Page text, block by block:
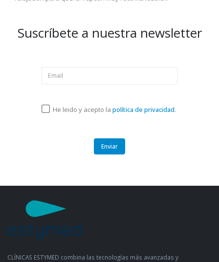
Suscríbete a nuestra newsletter
He leido y acepto la política de privacidad.
CLÍNICAS ESTYMED combina las tecnologías más avanzadas y